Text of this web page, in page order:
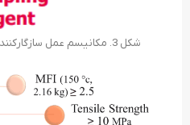
شکل 3. مکانیسم عمل سازگارکننده­‌ها در یک ماتریس پلیمری